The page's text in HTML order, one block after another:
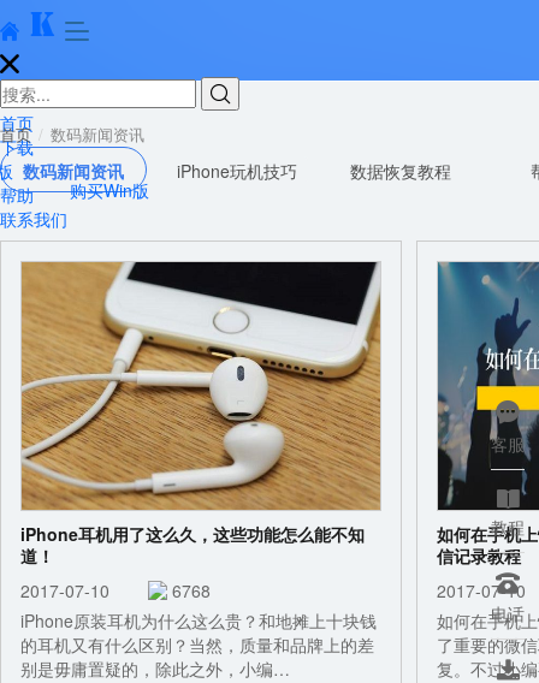
  


首页
下载
购买Win版
帮助
联系我们
首页 数码新闻资讯
数码新闻资讯 iPhone玩机技巧 数据恢复教程
iPhone耳机用了这么久，这些功能怎么能不知
道！
2017-07-10
6768
iPhone原装耳机为什么这么贵？和地摊上十块钱
的耳机又有什么区别？当然，质量和品牌上的差
别是毋庸置疑的，除此之外，小编…
如何在手机
信记录教程
2017-
如何在手机
了重要的微
复。不过小

客服

教程

电话
